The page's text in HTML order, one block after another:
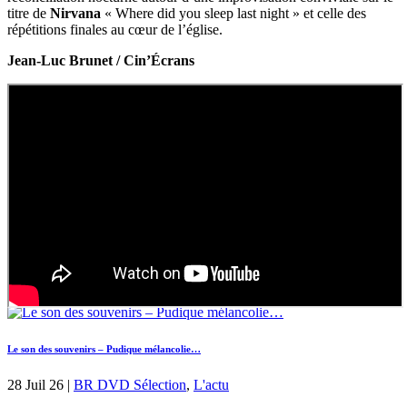
titre de Nirvana « Where did you sleep last night » et celle des
répétitions finales au cœur de l’église.
Jean-Luc Brunet / Cin’Écrans
Le son des souvenirs – Pudique mélancolie…
28 Juil 26 | BR DVD Sélection, L'actu